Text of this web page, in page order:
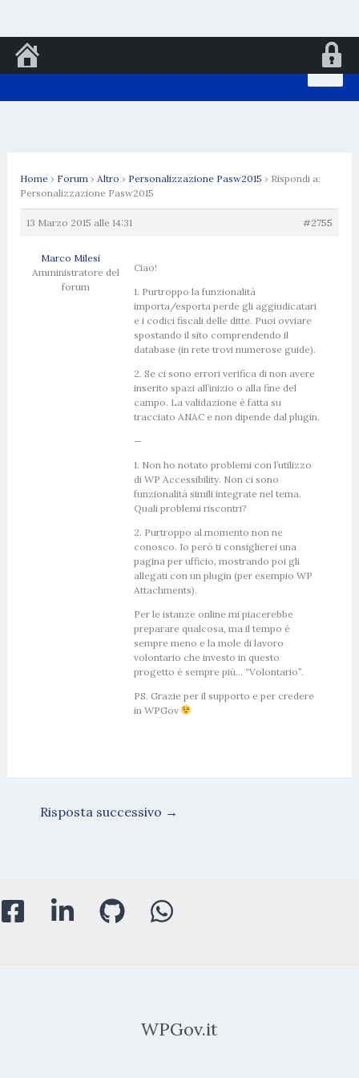
al
Home › Forum › Altro › Personalizzazione Pasw2015 › Rispondi a:
Personalizzazione Pasw2015
13 Marzo 2015 alle 14:31 #2755
Marco Milesi
Amministratore del
forum
Ciao!
1. Purtroppo la funzionalità
importa/esporta perde gli aggiudicatari
e i codici fiscali delle ditte. Puoi ovviare
spostando il sito comprendendo il
database (in rete trovi numerose guide).
2. Se ci sono errori verifica di non avere
inserito spazi all’inizio o alla fine del
campo. La validazione è fatta su
tracciato ANAC e non dipende dal plugin.
—
1. Non ho notato problemi con l’utilizzo
di WP Accessibility. Non ci sono
funzionalità simili integrate nel tema.
Quali problemi riscontri?
2. Purtroppo al momento non ne
conosco. Io però ti consiglierei una
pagina per ufficio, mostrando poi gli
allegati con un plugin (per esempio WP
Attachments).
Per le istanze online mi piacerebbe
preparare qualcosa, ma il tempo è
sempre meno e la mole di lavoro
volontario che investo in questo
progetto è sempre più… “Volontario”.
PS. Grazie per il supporto e per credere
in WPGov
Risposta successivo →
WPGov.it